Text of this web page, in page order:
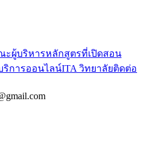
ะผู้บริหารหลักสูตรที่เปิดสอน
ริการออนไลน์ITA วิทยาลัยติดต่อ